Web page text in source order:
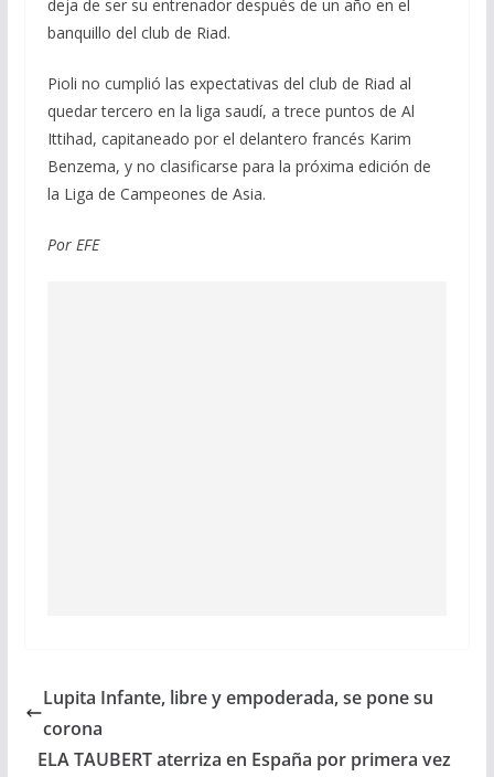
deja de ser su entrenador después de un año en el
banquillo del club de Riad.
Pioli no cumplió las expectativas del club de Riad al
quedar tercero en la liga saudí, a trece puntos de Al
Ittihad, capitaneado por el delantero francés Karim
Benzema, y no clasificarse para la próxima edición de
la Liga de Campeones de Asia.
Por EFE
Lupita Infante, libre y empoderada, se pone su
corona
ELA TAUBERT aterriza en España por primera vez